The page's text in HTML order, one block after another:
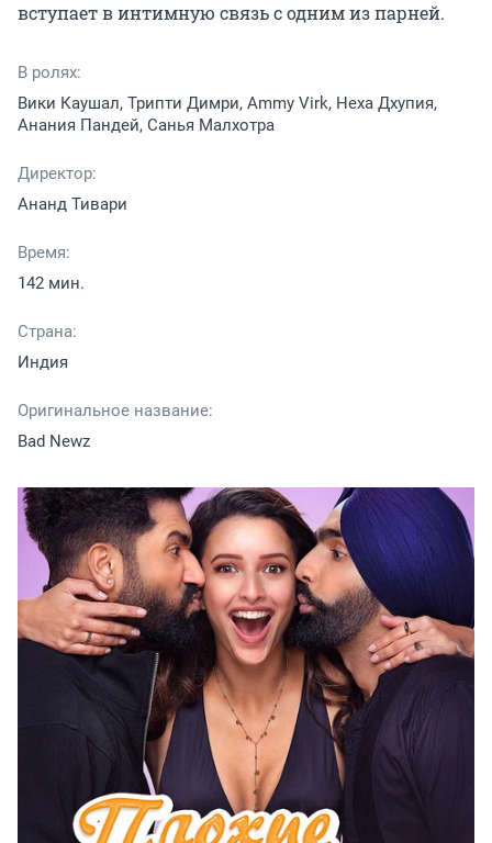
вступает в интимную связь с одним из парней.
В ролях:
Вики Каушал, Трипти Димри, Ammy Virk, Неха Дхупия,
Анания Пандей, Санья Малхотра
Директор:
Ананд Тивари
Время:
142 мин.
Страна:
Индия
Оригинальное название:
Bad Newz